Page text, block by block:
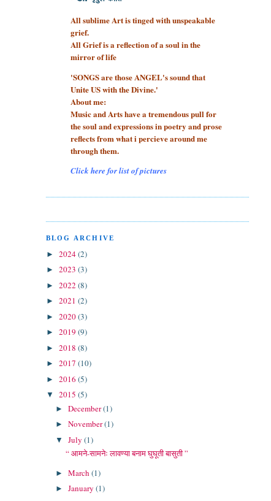
All sublime Art is tinged with unspeakable
grief.
All Grief is a reflection of a soulin the
mirror of life
'SONGS are those ANGEL's sound that
Unite US with the Divine.'
About me:
Music and Arts have a tremendous pull for
the soul and expressions in poetry and prose
reflects from what i percieve around me
through them.
Click here for list of pictures
BLOG ARCHIVE
► 2024(2)
► 2023 (3)
► 2022 (8)
► 2021 (2)
► 2020(3)
► 2019 (9)
► 2018 (8)
► 2017 (10)
► 2016 (5)
▼ 2015 (5)
►December(1)
►November(1)
▼July(1)
“ आमने-सामनेः लावण्या बनाम घुघूती बासुती ”
►March(1)
►January(1)